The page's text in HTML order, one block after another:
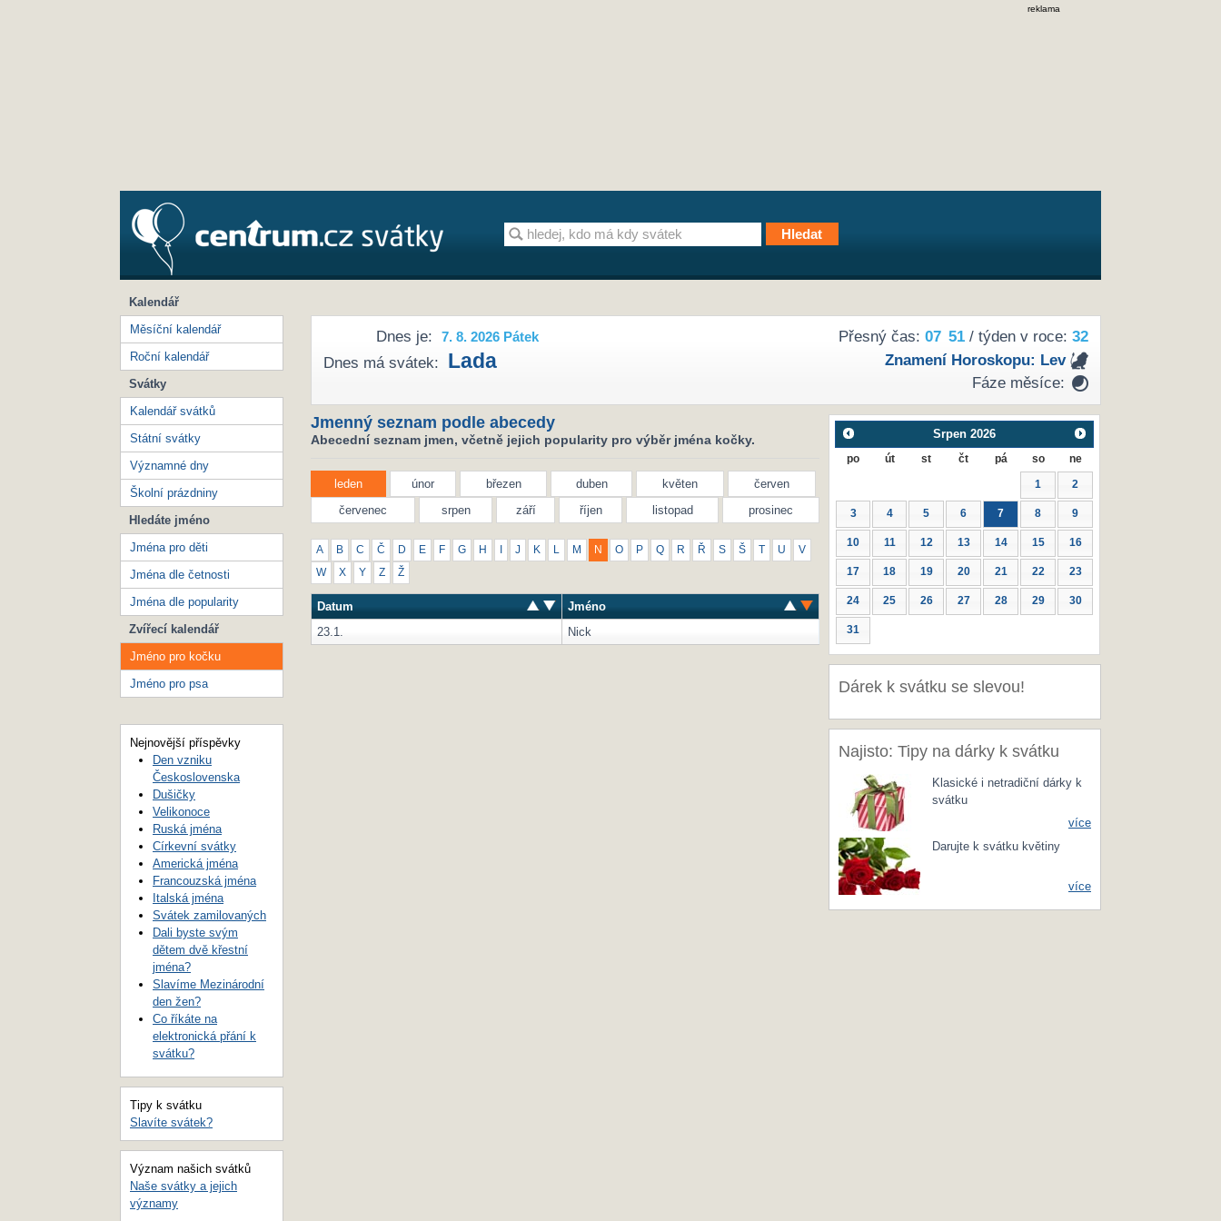
reklama
Přesný čas: 07 51/ týden v roce: 32
Znamení Horoskopu: Lev
Fáze měsíce:
Dnes je: 7. 8. 2026 Pátek
Dnes má svátek: Lada
Jmenný seznam podle abecedy
Abecední seznam jmen, včetně jejich popularity pro výběr jména kočky.
leden únor březen duben květen
červen
červenec
srpen září říjen listopad prosinec
A B C Č D E F G H J K M N O P Q R Ř S Š T U V
W X Y Z Ž
Datum
Jméno
23.1.
Nick
Srpen 2026
po út st čt pá so ne
1 2
3 4 5 6 7 8 9
10 11 12 13 14 15 16
17 18 19 20 21 22 23
24 25 26 27 28 29 30
31
Dárek k svátku se slevou!
Najisto: Tipy na dárky k svátku
Klasické i netradiční dárky k
svátku
více
Darujte k svátku květiny
více
Kalendář
Měsíční kalendář
Roční kalendář
Svátky
Kalendář svátků
Státní svátky
Významné dny
Školní prázdniny
Hledáte jméno
Jména pro děti
Jména dle četnosti
Jména dle popularity
Zvířecí kalendář
Jméno pro kočku
Jméno pro psa
Nejnovější příspěvky
Den vzniku
Československa
Dušičky
Velikonoce
Ruská jména
Církevní svátky
Americká jména
Francouzská jména
Italská jména
Svátek zamilovaných
Dali byste svým
dětem dvě křestní
jména?
Slavíme Mezinárodní
den žen?
Co říkáte na
elektronická přání k
svátku?
Tipy k svátku
Slavíte svátek?
Význam našich svátků
Naše svátky a jejich
významy